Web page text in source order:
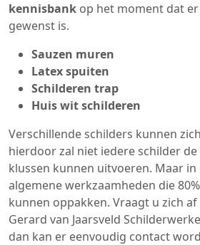
kennisbank op het moment dat
gewenst is.
Sauzen muren
Latex spuiten
Schilderen trap
Huis wit schilderen
Verschillende schilders kunnen
hierdoor zal niet iedere schilder
klussen kunnen uitvoeren. Maar in
algemene werkzaamheden die
kunnen oppakken. Vraagt u zich
Gerard van Jaarsveld
dan kan er eenvoudig contact